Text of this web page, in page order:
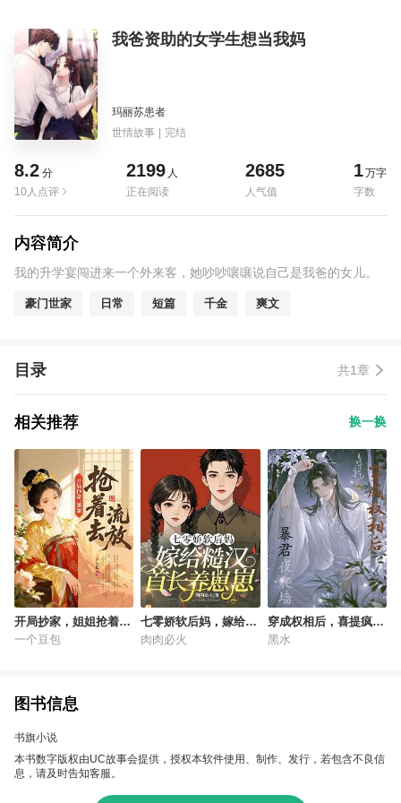
我爸资助的女学生想当我妈
玛丽苏患者
世情故事 | 完结
8.2 分
10人点评
2199 人
正在阅读
2685
人气值
1万字
字数
内容简介
我的升学宴闯进来一个外来客，她吵吵嚷嚷说自己是我爸的女儿。
豪门世家 日常 短篇 千金 爽文
目录 共1章
相关推荐 换一换
开局抄家，姐姐抢着去
流放
一个豆包
七零娇软后妈，嫁给糙
汉首长养崽崽
肉肉必火
穿成权相后，喜提疯批
暴君夜爬墙
黑水
图书信息
书旗小说
本书数字版权由UC故事会提供，授权本软件使用、制作、发行，若包含不良信
息，请及时告知客服。